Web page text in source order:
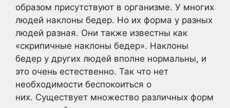
образом присутствуют в организме. У многих
людей наклоны бедер. Но их форма у разных
людей разная. Они также известны как
«скрипичные наклоны бедер». Наклоны
бедер у других людей вполне нормальны, и
это очень естественно. Так что нет
необходимости беспокоиться о
них. Существует множество различных форм